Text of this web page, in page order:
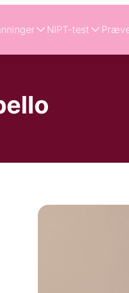
NIPT-test